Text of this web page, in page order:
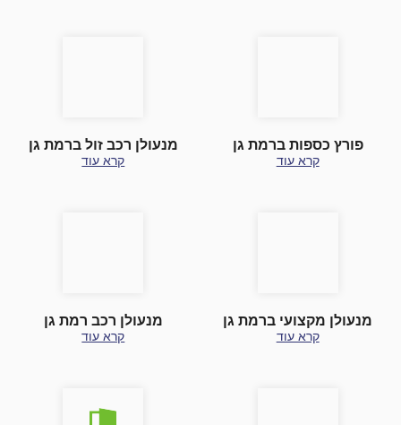
פורץ כספות ברמת גן
קרא עוד
מנעולן רכב זול ברמת גן
קרא עוד
מנעולן מקצועי ברמת גן
קרא עוד
מנעולן רכב רמת גן
קרא עוד